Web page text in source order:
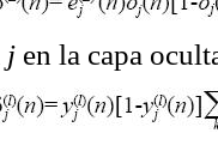
j en la capa